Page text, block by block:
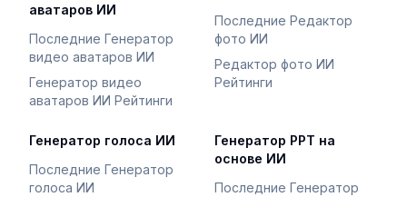
аватаров ИИ
Последние Генератор
видео аватаров ИИ
Генератор видео
аватаров ИИ Рейтинги
Последние Редактор
фото ИИ
Редактор фото ИИ
Рейтинги
Генератор голоса ИИ
Последние Генератор
голоса ИИ
Генератор PPT на
основе ИИ
Последние Генератор